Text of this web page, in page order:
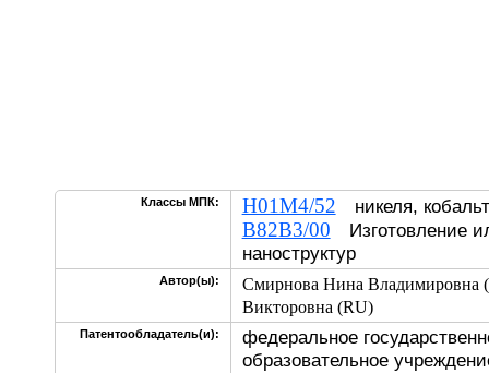
Классы МПК: H01M4/52 никеля,
B82B3/00 Изготовление
наноструктур
Автор(ы):
Смирнова Нина Владимировна
Викторовна (RU)
Патентообладатель(и):
федеральное
образовательное